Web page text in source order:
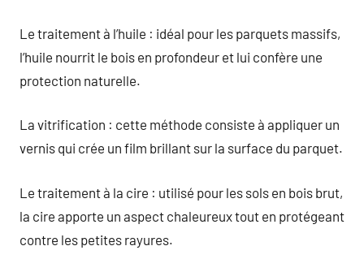
Le traitement à l’huile : idéal pour les parquets massifs,
l’huile nourrit le bois en profondeur et lui confère une
protection naturelle.
La vitrification : cette méthode consiste à appliquer un
vernis qui crée un film brillant sur la surface du parquet.
Le traitement à la cire : utilisé pour les sols en bois brut,
la cire apporte un aspect chaleureux tout en protégeant
contre les petites rayures.